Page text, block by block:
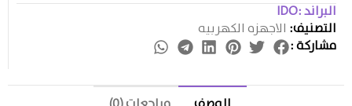
البراند :IDO
التصنيف: الاجهزه الكهربيه
مشاركة :